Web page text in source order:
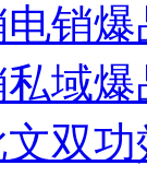
销爆
域
双